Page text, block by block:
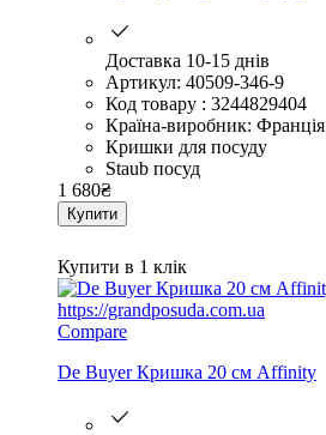
Доставка 10-15 днів
Артикул: 40509-346-9
Код товару : 3244829404
Країна-виробник: Франція
Кришки для посуду
Staub посуд
1 680₴
Купити
Купити в 1 клік
Compare
De Buyer Кришка 20 см Affinity